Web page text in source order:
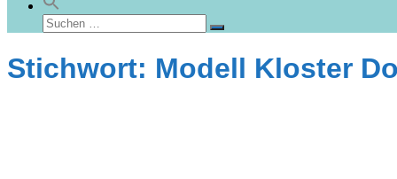
Suchen
nach:
Suchen
Stichwort: Modell Kloster